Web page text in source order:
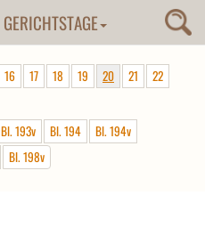
GERICHTSTAGE
16 17 18 19 20 21
22
Bl. 193v Bl. 194
Bl. 194v
Bl. 198v